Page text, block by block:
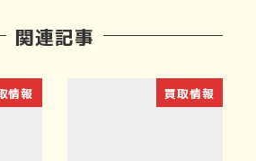
関連記事
情報 買取情報